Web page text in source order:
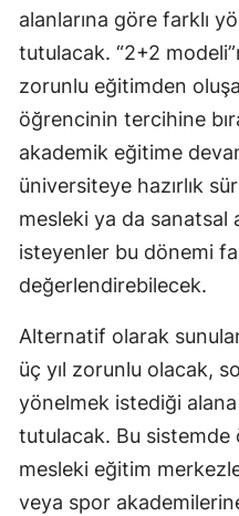
alanlarına göre farklı
tutulacak. “2+2
zorunlu eğitimden
öğrencinin tercihine
akademik eğitime
üniversiteye hazırlık
mesleki ya da sanatsal
isteyenler bu dönemi
değerlendirebilecek.
Alternatif olarak
üç yıl zorunlu olacak,
yönelmek istediği
tutulacak. Bu sistemde
mesleki eğitim
veya spor